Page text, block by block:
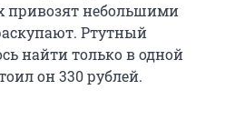
привозят небольшими
Ртутный
найти только в одной
он 330 рублей.